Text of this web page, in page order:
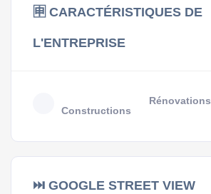
🈸 CARACTÉRISTIQUES DE
L'ENTREPRISE
Constructions
Rénovations
⏭ GOOGLE STREET VIEW